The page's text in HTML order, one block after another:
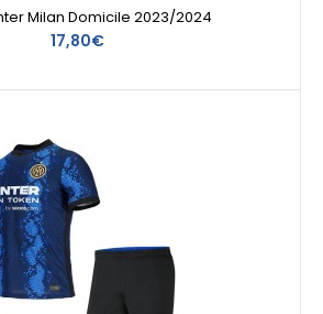
Milan Domicile 2023/2024
17,80€